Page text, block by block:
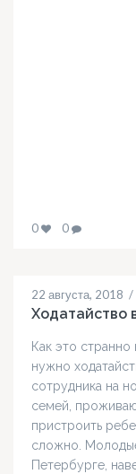
0 0
22 августа, 2018 /
Ходатайство
Как это странно
нужно
сотрудника на
семей,
пристроить
сложно.
Петербурге,